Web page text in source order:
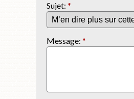
Sujet: *
Message: *